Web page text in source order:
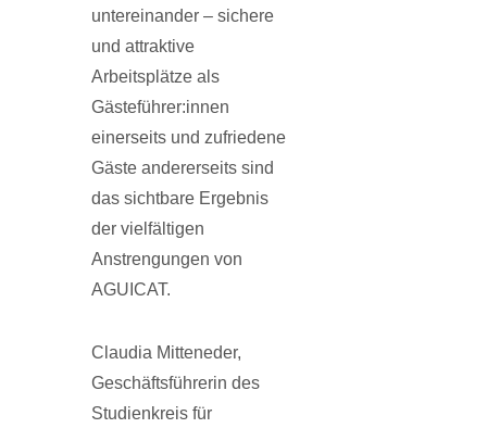
untereinander – sichere
und attraktive
Arbeitsplätze als
Gästeführer:innen
einerseits und zufriedene
Gäste andererseits sind
das sichtbare Ergebnis
der vielfältigen
Anstrengungen von
AGUICAT.
Claudia Mitteneder,
Geschäftsführerin des
Studienkreis für